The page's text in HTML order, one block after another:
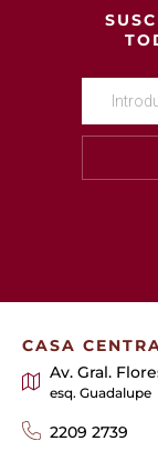
CASA
Av. Gral.
esq. Guadalupe
2209 2739